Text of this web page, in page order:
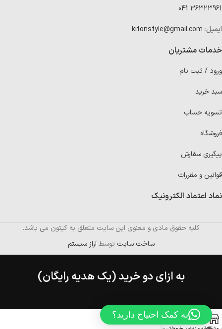
36323961 041
ایمیل: kitonstyle@gmail.com
خدمات مشتریان
ورود / ثبت نام
سبد خرید
تسویه حساب
فروشگاه
پیگیری سفارش
قوانین و مقررات
نماد اعتماد الکترونیک
کلیه حقوق مادی و معنوی این سایت متعلق به کیتون می باشد.
ساخت سایت توسطآراز سیستم
به ازای دو خرید (یک هدیه رایگان)
به کمک احتیاج دارید؟